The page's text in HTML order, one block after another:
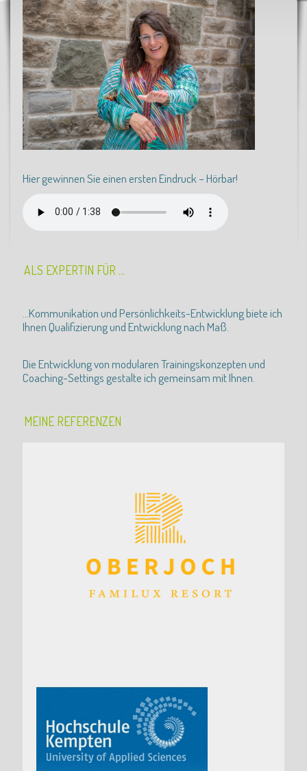
Hier gewinnen Sie einen ersten Eindruck – Hörbar!
ALS EXPERTIN FÜR ...
...Kommunikation und Persönlichkeits-Entwicklung biete ich
Ihnen Qualifizierung und Entwicklung nach Maß.
Die Entwicklung von modularen Trainingskonzepten und
Coaching-Settings gestalte ich gemeinsam mit Ihnen.
MEINE REFERENZEN